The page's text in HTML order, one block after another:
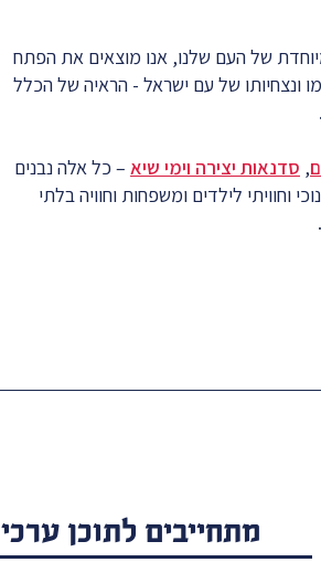
של העם שלנו, אנו מוצאים את הפתח
ונצחיותו של עם ישראל - הראיה של הכלל
, סדנאות יצירה וימי שיא – כל אלה נבנים
לילדים ומשפחות וחוויה בלתי
מתחייבים לתוכן ערכי